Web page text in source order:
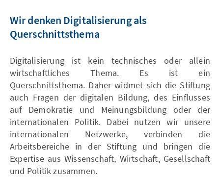
Wir denken Digitalisierung als
Querschnittsthema
Digitalisierung ist kein technisches oder allein
wirtschaftliches Thema. Es ist ein
Querschnittsthema. Daher widmet sich die Stiftung
auch Fragen der digitalen Bildung, des Einflusses
auf Demokratie und Meinungsbildung oder der
internationalen Politik. Dabei nutzen wir unsere
internationalen Netzwerke, verbinden die
Arbeitsbereiche in der Stiftung und bringen die
Expertise aus Wissenschaft, Wirtschaft, Gesellschaft
und Politik zusammen.